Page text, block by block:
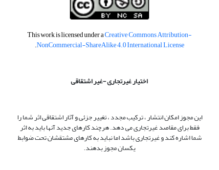
This work is licensed under aCreative Commons Attribution-
NonCommercial-ShareAlike 4.0 International License
.
اختیار غیرتجاری -غیر اشتقاقی
این مجوز امکان انتشار ، ترکیب مجدد ، تغییر جزئی و آثار اشتقاقی اثر شما را
فقط برای مقاصد غیرتجاری می دهد. هرچند کارهای جدید آنها باید به اثر
شما اشاره کند و غیرتجاری باشد اما نباید به کارهای مشتقشان تحت ضوابط
یکسان مجوز بدهند.